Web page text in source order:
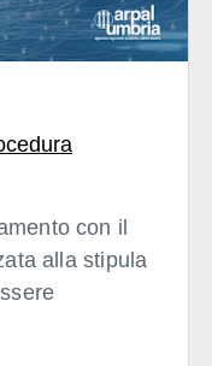
con il
alla stipula